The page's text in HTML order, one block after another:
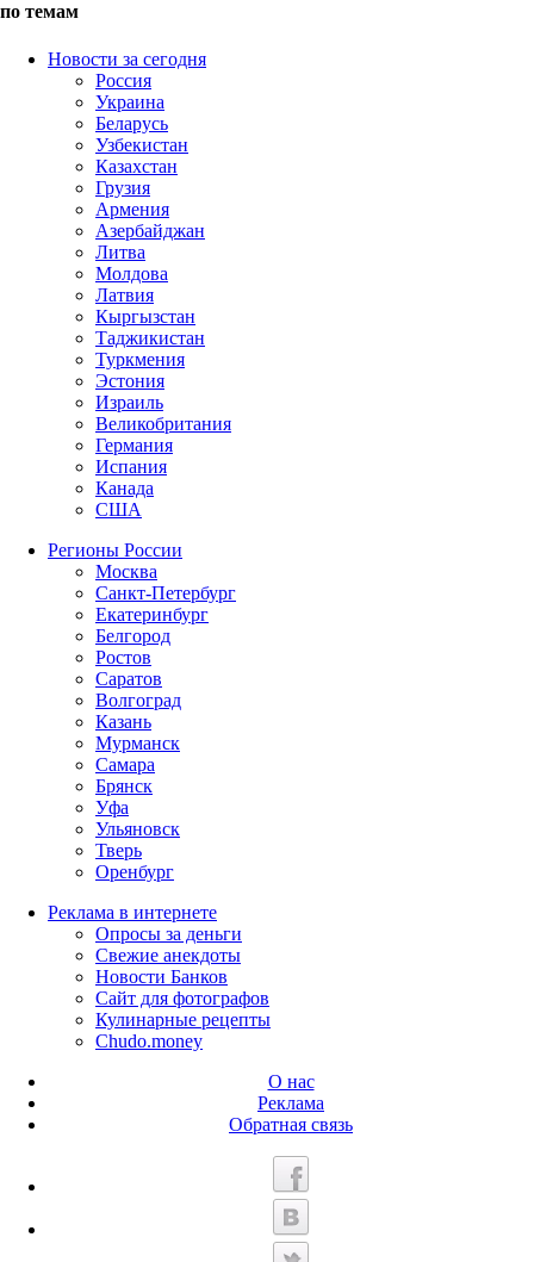
по темам
Новости за сегодня
Россия
Украина
Беларусь
Узбекистан
Казахстан
Грузия
Армения
Азербайджан
Литва
Молдова
Латвия
Кыргызстан
Таджикистан
Туркмения
Эстония
Израиль
Великобритания
Германия
Испания
Канада
США
Регионы России
Москва
Санкт-Петербург
Екатеринбург
Белгород
Ростов
Саратов
Волгоград
Казань
Мурманск
Самара
Брянск
Уфа
Ульяновск
Тверь
Оренбург
Реклама в интернете
Опросы за деньги
Свежие анекдоты
Новости Банков
Сайт для фотографов
Кулинарные рецепты
Chudo.money
О нас
Реклама
Обратная связь